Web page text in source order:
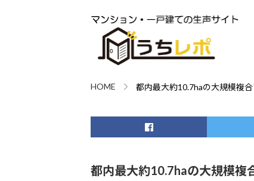
HOME 都内最大約10.7haの大規模複
都内最大約10.7haの大規模複